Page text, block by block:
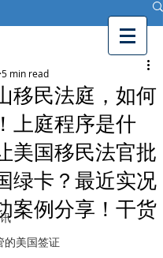
民律师事务所
Eagle
的美国签证
移民法庭，如何
上庭程序是什
美国移民法官批
绿卡？最近实况
案例分享！干货
5 min read